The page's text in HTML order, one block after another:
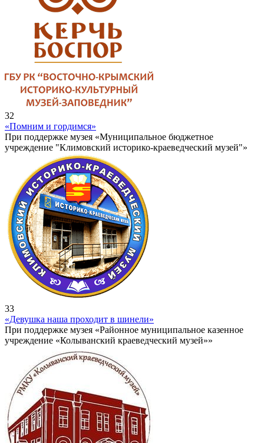
32
«Помним и гордимся»
При поддержке музея «Муниципальное бюджетное
учреждение "Климовский историко-краеведческий музей"»
33
«Девушка наша проходит в шинели»
При поддержке музея «Районное муниципальное казенное
учреждение «Колыванский краеведческий музей»»